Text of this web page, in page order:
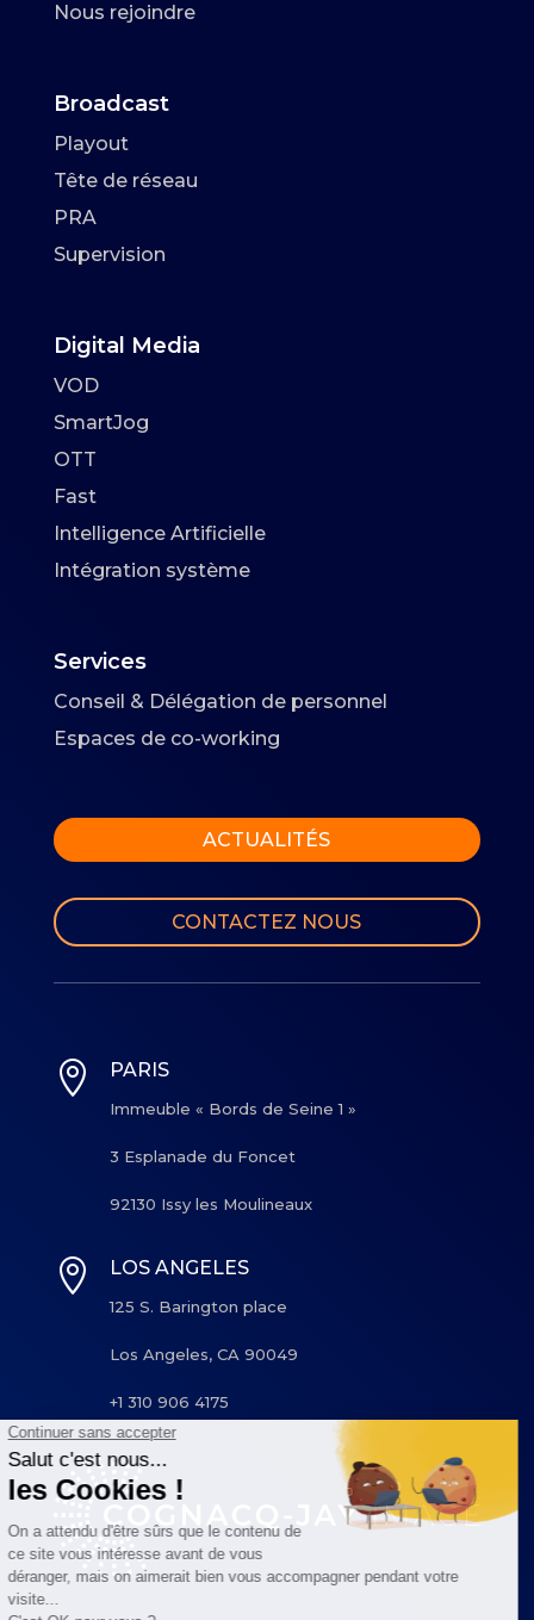
Nous rejoindre
Broadcast
Playout
Tête de réseau
PRA
Supervision
Digital Media
VOD
SmartJog
OTT
Fast
Intelligence Artificielle
Intégration système
Services
Conseil & Délégation de personnel
Espaces de co-working
ACTUALITÉS
CONTACTEZ NOUS
 PARIS
Immeuble « Bords de Seine 1 »
3 Esplanade du Foncet
92130 Issy les Moulineaux
 LOS ANGELES
125 S. Barington place
Los Angeles, CA 90049
+1 310 906 4175